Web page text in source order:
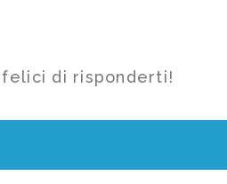
di risponderti!